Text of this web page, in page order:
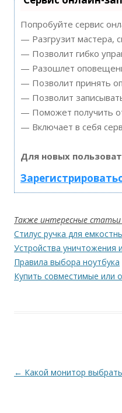
Попробуйте сервис
— Разгрузит мастера,
— Позволит гибко
— Разошлет
— Позволит принять
— Позволит
— Поможет получить
— Включает в себя
Для новых
Также интересные
Стилус ручка для
Устройства уничтожения
Правила выбора ноутбука
Купить совместимые или
Навигация по записям
← Какой монитор